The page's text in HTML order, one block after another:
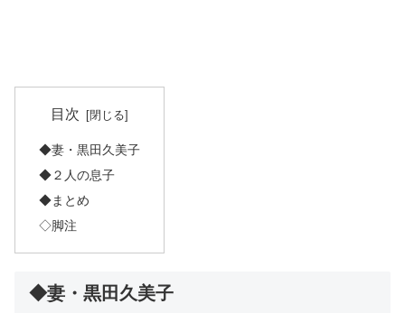
目次
◆妻・黒田久美子
◆２人の息子
◆まとめ
◇脚注
◆妻・黒田久美子